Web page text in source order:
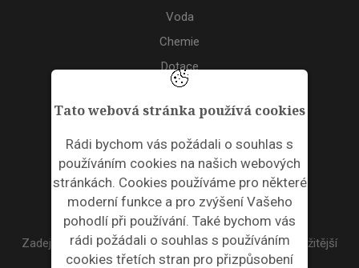
Tato webová stránka používá cookies
Rádi bychom vás požádali o souhlas s
používáním cookies na našich webových
stránkách. Cookies používáme pro některé
moderní funkce a pro zvýšení Vašeho
pohodlí při používání. Také bychom vás
rádi požádali o souhlas s používáním
cookies třetích stran pro přizpůsobení
Voda
Chemie
Dotace
Akce
ODPADNÍ PLASTY
NEWSLETTER
Zadejte váš email a my Vám budeme zasílat ty nejdůležitější
informace, maximálně 1x týdně.